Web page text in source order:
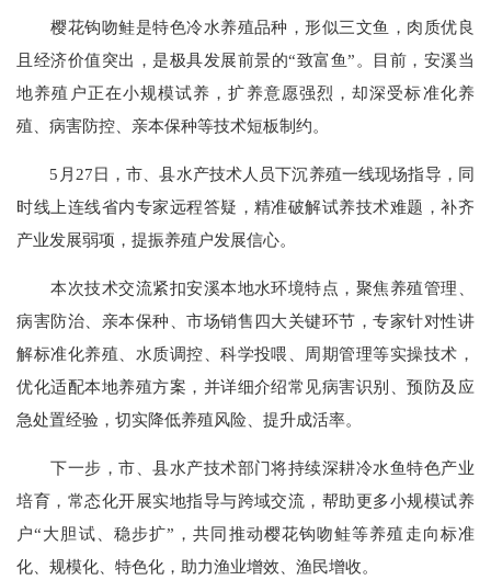
樱花钩吻鲑是特色冷水养殖品种，形似三文鱼，肉质优良
且经济价值突出，是极具发展前景的“致富鱼”。目前，安溪当
地养殖户正在小规模试养，扩养意愿强烈，却深受标准化养
殖、病害防控、亲本保种等技术短板制约。
5月27日，市、县水产技术人员下沉养殖一线现场指导，同
时线上连线省内专家远程答疑，精准破解试养技术难题，补齐
产业发展弱项，提振养殖户发展信心。
本次技术交流紧扣安溪本地水环境特点，聚焦养殖管理、
病害防治、亲本保种、市场销售四大关键环节，专家针对性讲
解标准化养殖、水质调控、科学投喂、周期管理等实操技术，
优化适配本地养殖方案，并详细介绍常见病害识别、预防及应
急处置经验，切实降低养殖风险、提升成活率。
下一步，市、县水产技术部门将持续深耕冷水鱼特色产业
培育，常态化开展实地指导与跨域交流，帮助更多小规模试养
户“大胆试、稳步扩”，共同推动樱花钩吻鲑等养殖走向标准
化、规模化、特色化，助力渔业增效、渔民增收。